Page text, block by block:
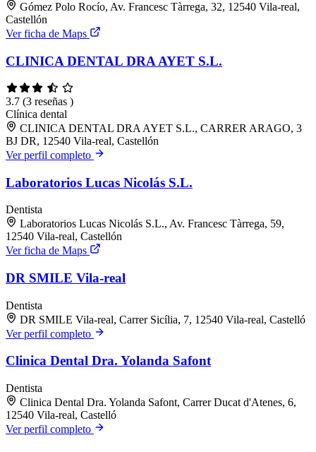
Gómez Polo Rocío, Av. Francesc Tàrrega, 32, 12540 Vila-real,
Castellón
Ver ficha de Maps
CLINICA DENTAL DRA AYET S.L.
3.7 (3 reseñas )
Clínica dental
CLINICA DENTAL DRA AYET S.L., CARRER ARAGO, 3
BJ DR, 12540 Vila-real, Castellón
Ver perfil completo
Laboratorios Lucas Nicolás S.L.
Dentista
Laboratorios Lucas Nicolás S.L., Av. Francesc Tàrrega, 59,
12540 Vila-real, Castellón
Ver ficha de Maps
DR SMILE Vila-real
Dentista
DR SMILE Vila-real, Carrer Sicília, 7, 12540 Vila-real, Castelló
Ver perfil completo
Clinica Dental Dra. Yolanda Safont
Dentista
Clinica Dental Dra. Yolanda Safont, Carrer Ducat d'Atenes, 6,
12540 Vila-real, Castelló
Ver perfil completo